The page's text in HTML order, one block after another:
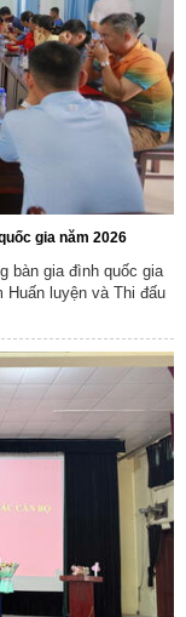
gia năm 2026
bàn gia đình quốc gia
Huấn luyện và Thi đấu